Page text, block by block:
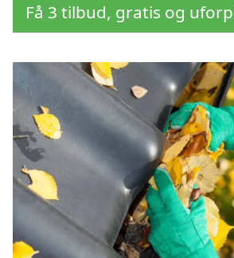
Få 3 tilbud, gratis og